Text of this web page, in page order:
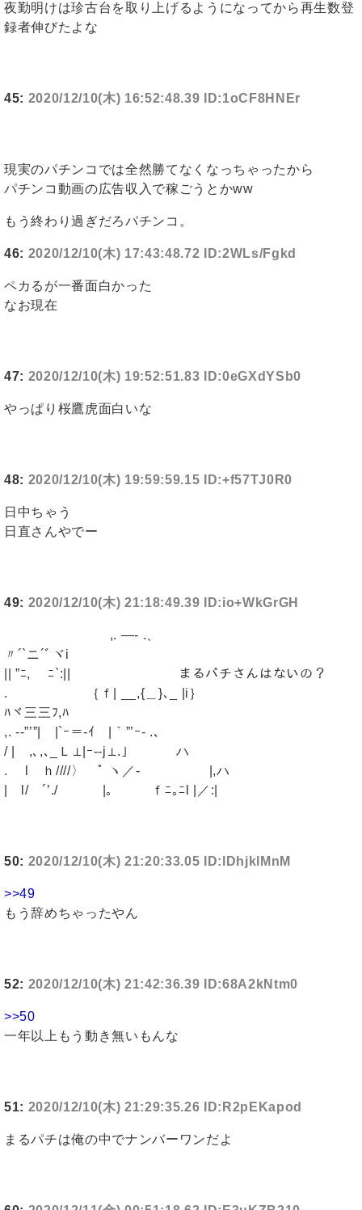
夜勤明けは珍古台を取り上げるようになってから再生数登
録者伸びたよな
45: 2020/12/10(木) 16:52:48.39 ID:1oCF8HNEr
現実のパチンコでは全然勝てなくなっちゃったから
パチンコ動画の広告収入で稼ごうとかww
もう終わり過ぎだろパチンコ。
46: 2020/12/10(木) 17:43:48.72 ID:2WLs/Fgkd
ペカるが一番面白かった
なお現在
47: 2020/12/10(木) 19:52:51.83 ID:0eGXdYSb0
やっぱり桜鷹虎面白いな
48: 2020/12/10(木) 19:59:59.15 ID:+f57TJ0R0
日中ちゃう
日直さんやでー
49: 2020/12/10(木) 21:18:49.39 ID:io+WkGrGH
,. —- .、
〃´`ニ´ﾞヾi
|| ”ﾆ, ﾆ`:|| まるパチさんはないの？
. ｛ｆ| __,{＿}､_ |i｝
ﾊヾ三三ﾌ,ﾊ
,. -‐”’”| |`ｰ＝‐ｲ |｀”’ｰ- .、
/ | ,､,､_Ｌ⊥|ｰ-‐j⊥.｣ ハ
. l ｈ////〉 ﾟ ヽ／‐ |,ハ
| l/ ´’./ |｡ ｆﾆ｡ﾆl |／:|
50: 2020/12/10(木) 21:20:33.05 ID:lDhjklMnM
>>49
もう辞めちゃったやん
52: 2020/12/10(木) 21:42:36.39 ID:68A2kNtm0
>>50
一年以上もう動き無いもんな
51: 2020/12/10(木) 21:29:35.26 ID:R2pEKapod
まるパチは俺の中でナンバーワンだよ